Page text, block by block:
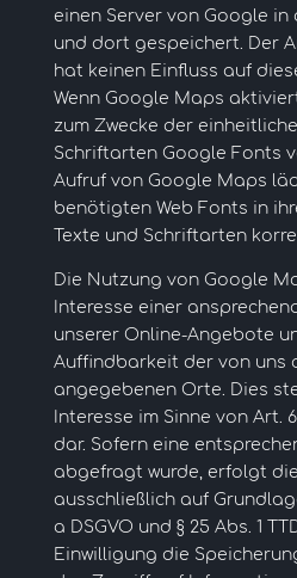
einen Server von Google in
und dort gespeichert. Der
hat keinen Einfluss auf
Wenn Google Maps
zum Zwecke der
Schriftarten Google Fonts
Aufruf von Google Maps
benötigten Web Fonts in
Texte und Schriftarten
Die Nutzung von Google
Interesse einer
unserer Online-Angebote
Auffindbarkeit der von uns
angegebenen Orte. Dies
Interesse im Sinne von Art.
dar. Sofern eine
abgefragt wurde, erfolgt
ausschließlich auf
a DSGVO und § 25 Abs. 1
Einwilligung die